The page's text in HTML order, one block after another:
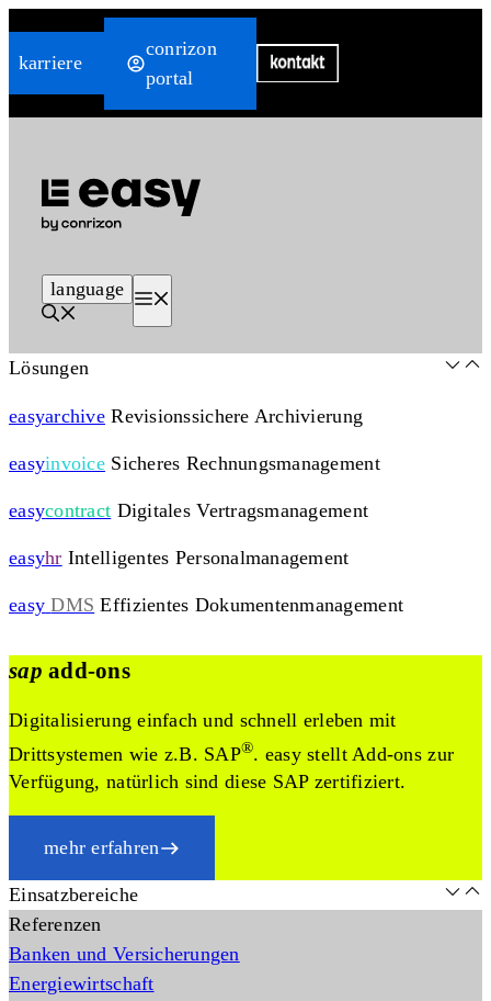
Inhalt
karriere
conrizon
portal
language
Lösungen
easyarchive Revisionssichere Archivierung
easyinvoice Sicheres Rechnungsmanagement
easycontract Digitales Vertragsmanagement
easyhr Intelligentes Personalmanagement
easy DMS Effizientes Dokumentenmanagement
sap add-ons
Digitalisierung einfach und schnell erleben mit
Drittsystemen wie z.B. SAP®. easy stellt Add-ons zur
Verfügung, natürlich sind diese SAP zertifiziert.
mehr erfahren
Einsatzbereiche
Referenzen
Banken und Versicherungen
Energiewirtschaft